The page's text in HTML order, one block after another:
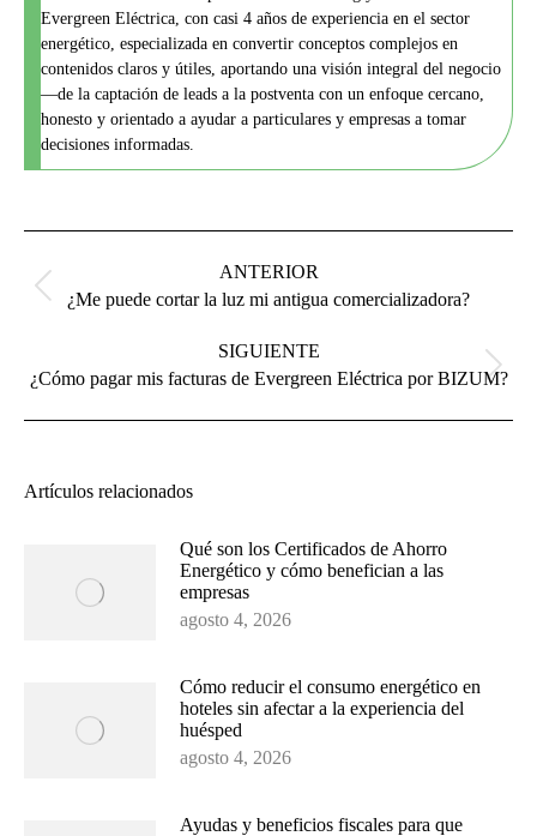
tratamiento, portabilidad, oposición al tratamiento y supresión de sus datos así como
el derecho a presentar una reclamación ante la Autoridad de Control mediante escrito
dirigido a la dirección postal arriba mencionada o electrónica INFO@EVERGREEN-
ELECTRICA.COM, adjuntando copia del DNI en ambos casos.
Evergreen Eléctrica, con casi 4 años de experiencia en el sector
energético, especializada en convertir conceptos complejos en
contenidos claros y útiles, aportando una visión integral del negocio
—de la captación de leads a la postventa con un enfoque cercano,
honesto y orientado a ayudar a particulares y empresas a tomar
decisiones informadas.
publicaciones
ANTERIOR
Publicación
anterior:
¿Me puede cortar la luz mi antigua comercializadora?
SIGUIENTE
Publicación
siguiente:
¿Cómo pagar mis facturas de Evergreen Eléctrica por BIZUM?
Artículos relacionados
Qué son los Certificados de Ahorro
Energético y cómo benefician a las
empresas
agosto 4, 2026
Cómo reducir el consumo energético en
hoteles sin afectar a la experiencia del
huésped
agosto 4, 2026
Ayudas y beneficios fiscales para que